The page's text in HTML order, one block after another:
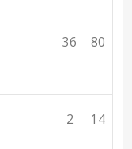
80
36
14
2